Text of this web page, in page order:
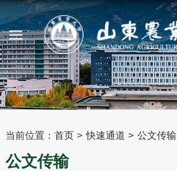
当前位置： 首页 > 快速通道 > 公文传输
公文传输